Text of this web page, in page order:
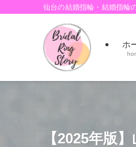
仙台の結婚指輪・結婚指輪
ホ
【2025年版